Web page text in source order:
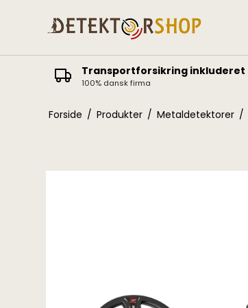
Icon / Icon X
Transportforsikring inkluderet
100% dansk firma
Forside / Produkter / Metaldetektorer /